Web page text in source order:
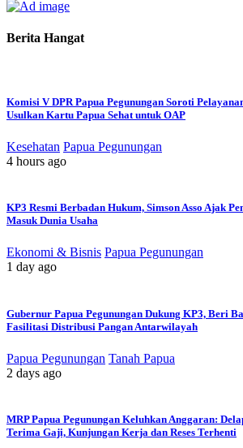
Berita Hangat
Komisi V DPR Papua Pegunungan Soroti
Usulkan Kartu Papua Sehat untuk OAP
Kesehatan Papua Pegunungan
4 hours ago
KP3 Resmi Berbadan Hukum, Simson Asso Ajak
Masuk Dunia Usaha
Ekonomi & Bisnis Papua Pegunungan
1 day ago
Gubernur Papua Pegunungan Dukung KP3, Beri
Fasilitasi Distribusi Pangan Antarwilayah
Papua Pegunungan Tanah Papua
2 days ago
MRP Papua Pegunungan Keluhkan Anggaran:
Terima Gaji, Kunjungan Kerja dan Reses Terhenti